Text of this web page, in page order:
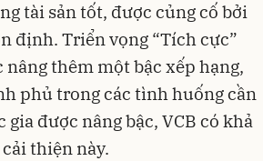
tài sản tốt, được củng cố bởi
định. Triển vọng “Tích cực”
thêm một bậc xếp hạng,
phủ trong các tình huống cần
được nâng bậc, VCB có khả
thiện này.